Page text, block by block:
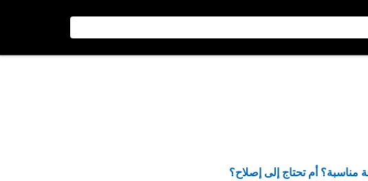
مناسبة؟ أم تحتاج إلى إصلاح؟